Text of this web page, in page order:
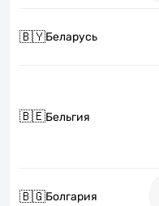
🇧🇾Беларусь
🇧🇪Бельгия
🇧🇬Болгария